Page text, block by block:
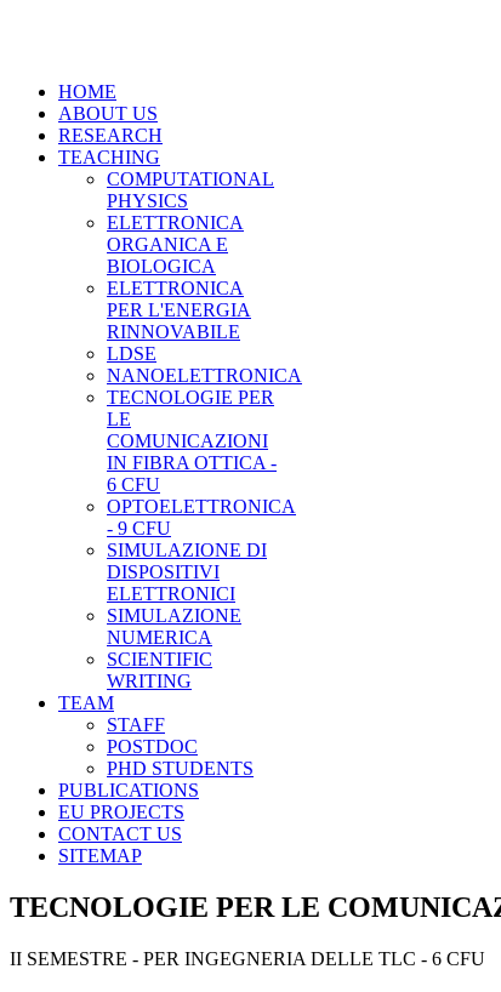
HOME
ABOUT US
RESEARCH
TEACHING
COMPUTATIONAL
PHYSICS
ELETTRONICA
ORGANICA E
BIOLOGICA
ELETTRONICA
PER L'ENERGIA
RINNOVABILE
LDSE
NANOELETTRONICA
TECNOLOGIE PER
LE
COMUNICAZIONI
IN FIBRA OTTICA -
6 CFU
OPTOELETTRONICA
- 9 CFU
SIMULAZIONE DI
DISPOSITIVI
ELETTRONICI
SIMULAZIONE
NUMERICA
SCIENTIFIC
WRITING
TEAM
STAFF
POSTDOC
PHD STUDENTS
PUBLICATIONS
EU PROJECTS
CONTACT US
SITEMAP
TECNOLOGIE PER LE
II SEMESTRE - PER INGEGNERIA DELLE TLC - 6 CFU